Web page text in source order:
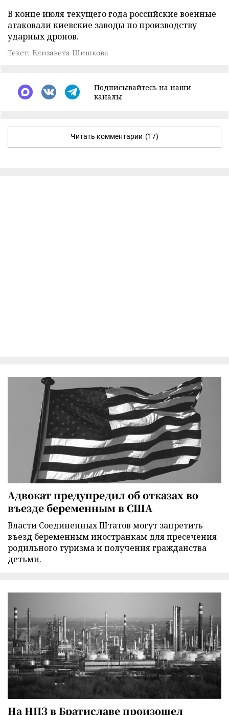
В конце июля текущего года российские военные
атаковаликиевские заводы по производству
ударных дронов.
Текст: Елизавета Шишкова
Подписывайтесь на наши
каналы
Читать комментарии (17)
Адвокат предупредил об отказах во
въезде беременным в США
Власти Соединенных Штатов могут запретить
въезд беременным иностранкам для пресечения
родильного туризма и получения гражданства
детьми.
На НПЗ в Братиславе произошел